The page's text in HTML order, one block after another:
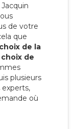
de votre
que
de la
de
plusieurs
où